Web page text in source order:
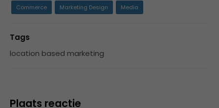
Commerce Marketing Design Media
Tags
location based marketing
Plaats reactie